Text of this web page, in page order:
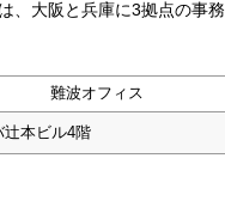
、大阪と兵庫に3拠点の事
難波オフィス
辻本ビル4階